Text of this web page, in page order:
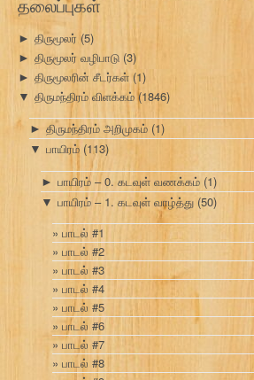
தலைப்புகள்
► திருமூலர் (5)
► திருமூலர் வழிபாடு (3)
► திருமூலரின் சீடர்கள் (1)
▼ திருமந்திரம் விளக்கம் (1846)
► திருமந்திரம் அறிமுகம் (1)
▼ பாயிரம் (113)
► பாயிரம் – 0. கடவுள் வணக்கம் (1)
▼ பாயிரம் – 1. கடவுள் வாழ்த்து (50)
பாடல் #1
பாடல் #2
பாடல் #3
பாடல் #4
பாடல் #5
பாடல் #6
பாடல் #7
பாடல் #8